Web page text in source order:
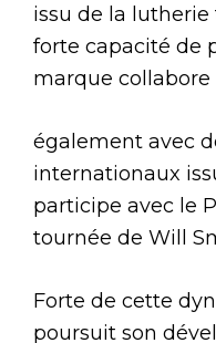
issu de la
forte capacité de
marque collabore
également avec
internationaux
participe avec le
tournée de Will
Forte de cette
poursuit son